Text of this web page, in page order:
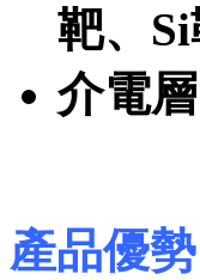
靶、Si
介電
產品優勢